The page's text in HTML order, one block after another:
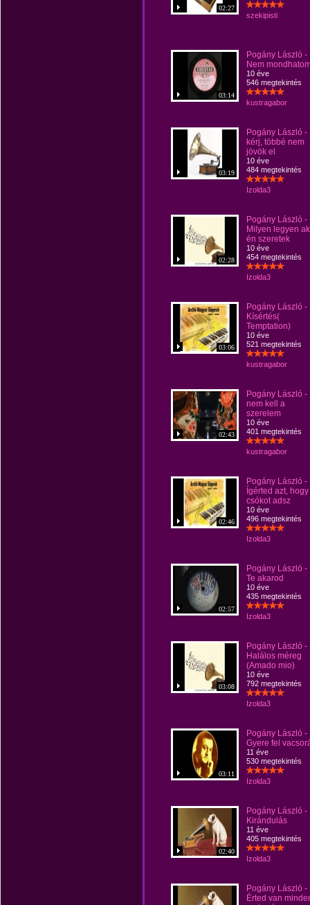
02:27
szekipisti
03:14
Pogány László -
Nem
10 éve
546 megtekintés
kustragabor
03:19
Pogány László -
kérj, többé nem
jövök el
10 éve
484 megtekintés
Izolda3
02:28
Pogány László -
Milyen legyen
én szeretek
10 éve
454 megtekintés
Izolda3
03:06
Pogány László -
Kísértés(
Temptation)
10 éve
521 megtekintés
kustragabor
02:43
Pogány László -
nem kell a
szerelem
10 éve
401 megtekintés
kustragabor
02:46
Pogány László -
Ígérted azt, hogy
csókot adsz
10 éve
496 megtekintés
Izolda3
02:57
Pogány László -
Te akarod
10 éve
435 megtekintés
Izolda3
03:08
Pogány László -
Halálos méreg
(Amado mio)
10 éve
792 megtekintés
Izolda3
03:11
Pogány László -
Gyere fel
11 éve
530 megtekintés
Izolda3
02:40
Pogány László -
Kirándulás
11 éve
405 megtekintés
Izolda3
Pogány László -
Érted van